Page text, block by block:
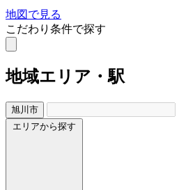
地図で見る
こだわり条件で探す
地域エリア・駅
旭川市
エリアから探す